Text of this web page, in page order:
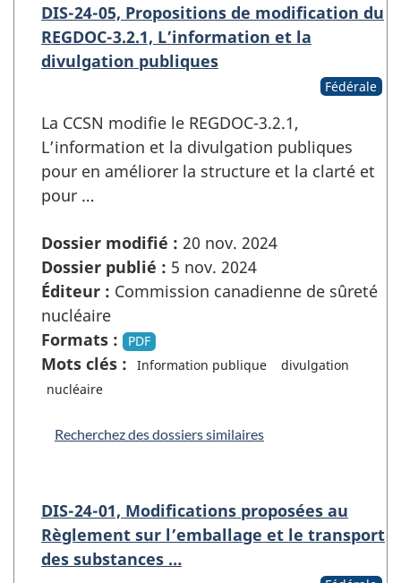
DIS-24-05, Propositions de modification du
REGDOC-3.2.1, L’information et la
divulgation publiques
Fédérale
La CCSN modifie le REGDOC-3.2.1,
L’information et la divulgation publiques
pour en améliorer la structure et la clarté et
pour …
Dossier modifié : 20 nov. 2024
Dossier publié : 5 nov. 2024
Éditeur : Commission canadienne de sûreté
nucléaire
Formats :
PDF
Mots clés : Information publique
divulgation
nucléaire
Recherchez des dossiers similaires
DIS-24-01, Modifications proposées au
Règlement sur l’emballage et le transport
des substances …